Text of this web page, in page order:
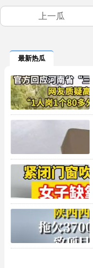
上一瓜
最新热瓜